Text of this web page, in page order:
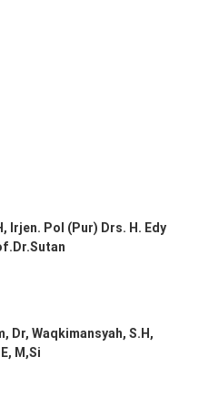
, Irjen. Pol (Pur) Drs. H. Edy
. Dr.Sutan
, Dr, Waqkimansyah, S.H,
M,Si